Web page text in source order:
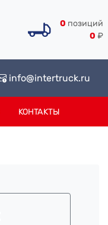
0 позиций
0 ₽
info@intertruck.ru
КОНТАКТЫ